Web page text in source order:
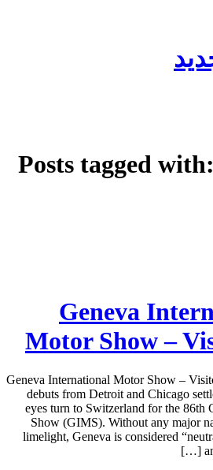
Posts tagged with:
2016 Geneva
Motor Show –
2016 Geneva International Motor Show –
debuts from Detroit and Chicago
eyes turn to Switzerland for the 86th
Show (GIMS). Without any major
limelight, Geneva is considered